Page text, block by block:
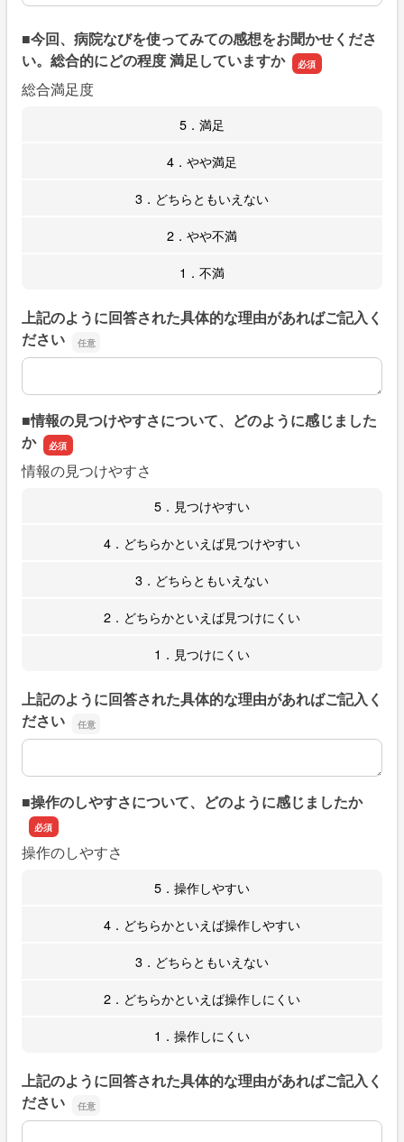
■今回、病院なびを使ってみての感想をお聞かせくださ
い。総合的にどの程度 満足していますか
総合満足度
5．満足
4．やや満足
3．どちらともいえない
2．やや不満
1．不満
上記のように回答された具体的な理由があればご記入く
ださい
上記のように回答された具体的な理由があればご記入くだ
■情報の見つけやすさについて、どのように感じました
か
情報の見つけやすさ
5．見つけやすい
4．どちらかといえば見つけやすい
3．どちらともいえない
2．どちらかといえば見つけにくい
1．見つけにくい
上記のように回答された具体的な理由があればご記入く
ださい
上記のように回答された具体的な理由があればご記入くだ
■操作のしやすさについて、どのように感じましたか
操作のしやすさ
5．操作しやすい
4．どちらかといえば操作しやすい
3．どちらともいえない
2．どちらかといえば操作しにくい
1．操作しにくい
上記のように回答された具体的な理由があればご記入く
ださい
上記のように回答された具体的な理由があればご記入くだ